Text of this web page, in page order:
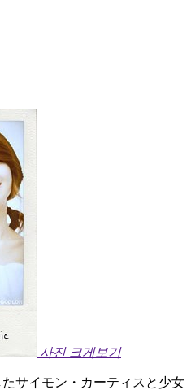
사진 크게보기
サイモン・カーティスと少女